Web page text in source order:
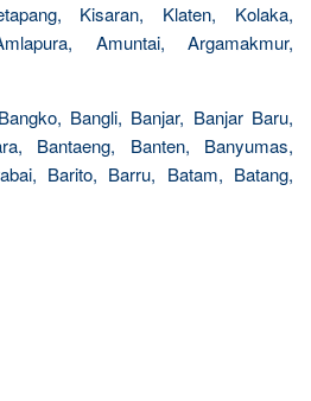
Kisaran, Klaten, Kolaka,
Amuntai, Argamakmur,
Bangli, Banjar, Banjar Baru,
Bantaeng, Banten, Banyumas,
Barito, Barru, Batam, Batang,